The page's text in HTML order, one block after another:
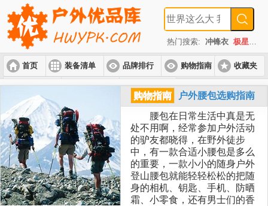
热门搜索: 冲锋衣 极星
首页 装备清单 品牌排行 购物指南
入门套装 进阶套装 高端套装
收藏夹
购物指南
户外腰包选购指南
腰包在日常生活中真是无
处不用啊，经常参加户外活动
的驴友都晓得，在野外徒步
中，有一款合适小腰包是多么
的重要，一款小小的随身户外
登山腰包就能轻轻松松的把随
身的相机、钥匙、手机、防晒
霜、小零食，还有男士们的香